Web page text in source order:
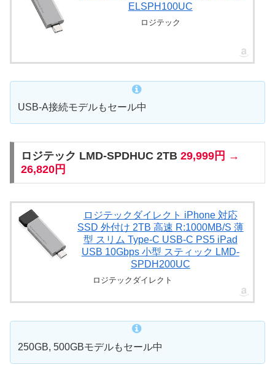
ELSPH100UC
ロジテック
USB-A接続モデルもセール中
ロジテック LMD-SPDHUC 2TB 29,999円 →
26,820円
ロジテックダイレクト iPhone 対応
SSD 外付け 2TB 高速 R:1000MB/S 薄
型 スリム Type-C USB-C PS5 iPad
USB 10Gbps 小型 スティック LMD-
SPDH200UC
ロジテックダイレクト
250GB, 500GBモデルもセール中